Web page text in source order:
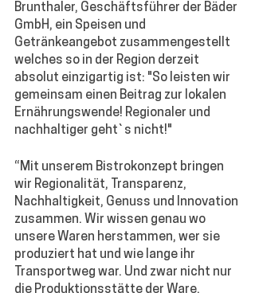
Brunthaler, Geschäftsführer der Bäder
GmbH, ein Speisen und
Getränkeangebot zusammengestellt
welches so in der Region derzeit
absolut einzigartig ist: "So leisten wir
gemeinsam einen Beitrag zur lokalen
Ernährungswende! Regionaler und
nachhaltiger geht`s nicht!"
“Mit unserem Bistrokonzept bringen
wir Regionalität, Transparenz,
Nachhaltigkeit, Genuss und Innovation
zusammen. Wir wissen genau wo
unsere Waren herstammen, wer sie
produziert hat und wie lange ihr
Transportweg war. Und zwar nicht nur
die Produktionsstätte der Ware,